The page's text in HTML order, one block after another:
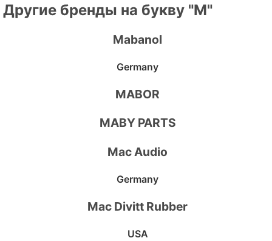
Другие бренды на букву "M"
Mabanol
Germany
MABOR
MABY PARTS
Mac Audio
Germany
Mac Divitt Rubber
USA